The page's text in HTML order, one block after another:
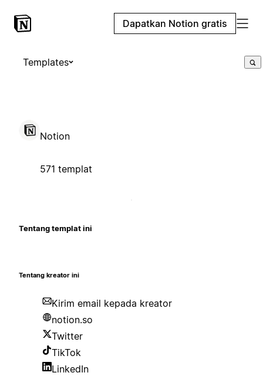
Dapatkan Notion gratis
Templates
Notion
571 templat
Tentang templat ini
Tentang kreator ini
Kirim email kepada kreator
notion.so
Twitter
TikTok
LinkedIn